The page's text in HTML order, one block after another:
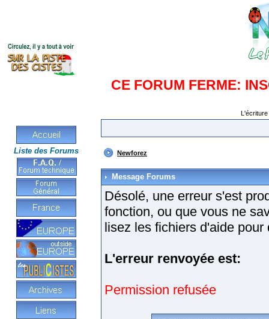
CE FORUM FERME:
Liste des Forums Newforez
Message Forums
Désolé, une erreur s'est
fonction, ou que vous ne
lisez les fichiers d'aide
L'erreur renvoyée est:
Permission refusée